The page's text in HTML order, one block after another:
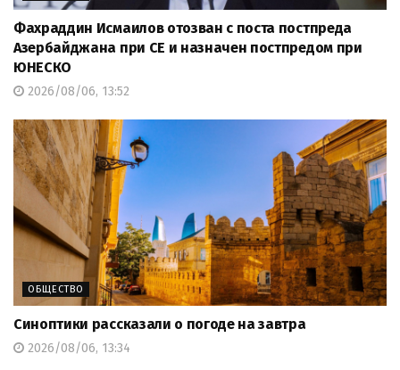
Фахраддин Исмаилов отозван с поста постпреда
Азербайджана при СЕ и назначен постпредом при
ЮНЕСКО
2026/08/06, 13:52
ОБЩЕСТВО
Синоптики рассказали о погоде на завтра
2026/08/06, 13:34